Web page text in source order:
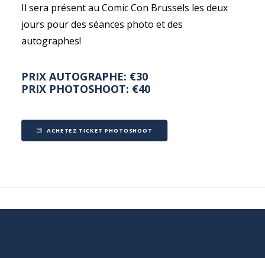
Il sera présent au Comic Con Brussels les deux
jours pour des séances photo et des
autographes!
PRIX AUTOGRAPHE: €30
PRIX PHOTOSHOOT: €40
ACHETEZ TICKET PHOTOSHOOT